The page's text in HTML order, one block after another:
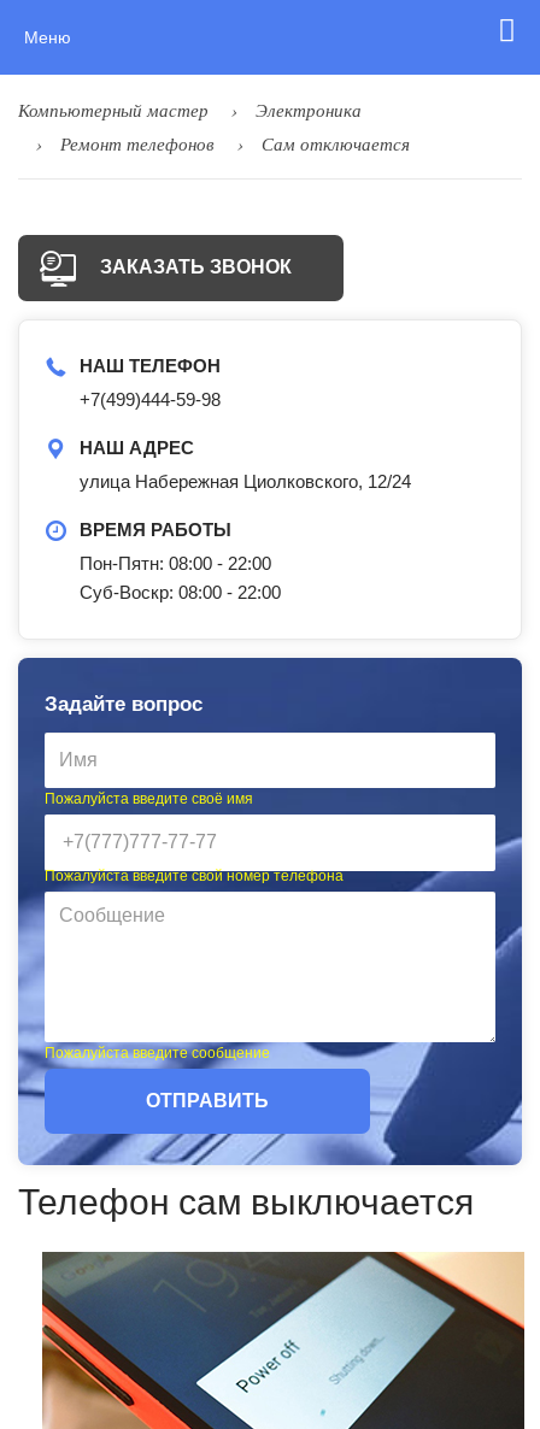
Меню
Компьютерный мастер
Электроника
Ремонт телефонов
Сам отключается
ЗАКАЗАТЬ ЗВОНОК
НАШ ТЕЛЕФОН
+7(499)444-59-98
НАШ АДРЕС
улица Набережная Циолковского, 12/24
ВРЕМЯ РАБОТЫ
Пон-Пятн: 08:00 - 22:00
Суб-Воскр: 08:00 - 22:00
Задайте вопрос
Пожалуйста введите своё имя
Пожалуйста введите свой номер телефона
Пожалуйста введите сообщение
ОТПРАВИТЬ
Телефон сам выключается